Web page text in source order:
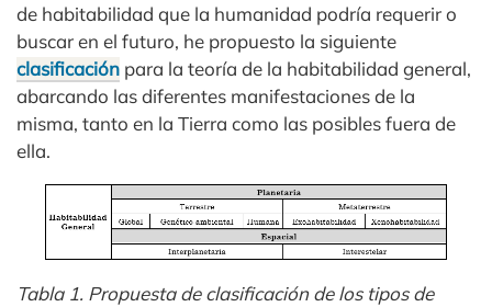
de habitabilidad que la humanidad podría requerir o
buscar en el futuro, he propuesto la siguiente
clasificación para la teoría de la habitabilidad general,
abarcando las diferentes manifestaciones de la
misma, tanto en la Tierra como las posibles fuera de
ella.
Tabla 1. Propuesta de clasificación de los tipos de